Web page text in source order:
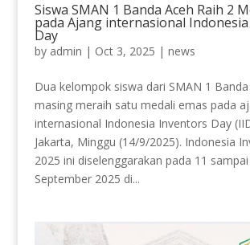
Siswa SMAN 1 Banda Aceh Raih 2
pada Ajang internasional
Day
by admin | Oct 3, 2025 | news
Dua kelompok siswa dari SMAN 1
masing meraih satu medali emas pada
internasional Indonesia Inventors Day
Jakarta, Minggu (14/9/2025). Indonesia
2025 ini diselenggarakan pada 11
September 2025 di...